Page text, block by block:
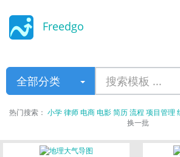
Freedgo
全部分类
热门搜索： 小学律师电商电影简历流程 项目管理
换一批